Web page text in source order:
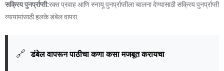
सक्रिय पुनर्प्राप्ती:रक्त प्रवाह आणि स्नायू पुनर्प्राप्तीला चालना देण्यासाठी सक्रिय पुनर्प्राप्ती
व्यायामांसाठी हलके डंबेल वापरा.
🔗 डंबेल वापरून पाठीचा कणा कसा मजबूत करायचा